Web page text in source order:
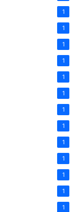
1
1
1
1
1
1
1
1
1
1
1
1
1